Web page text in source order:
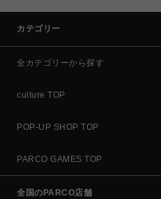
カテゴリー
全カテゴリーから探す
culture TOP
POP-UP SHOP TOP
PARCO GAMES TOP
全国のPARCO店舗